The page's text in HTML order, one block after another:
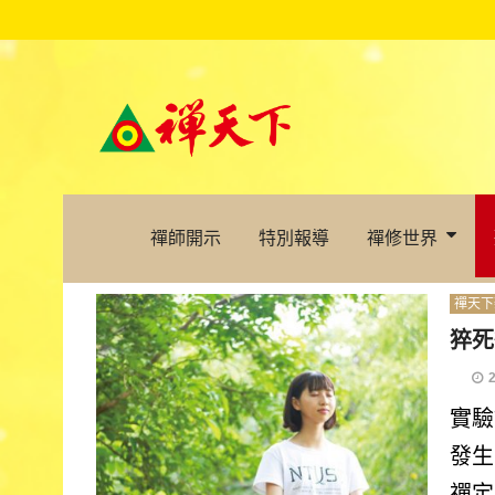
禪師開示 特別報導 禪修世界
禪天
猝
實
發